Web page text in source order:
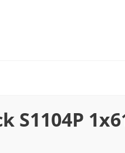
S1104P